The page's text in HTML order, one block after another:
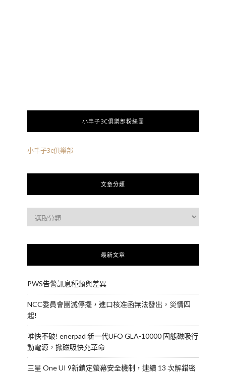
小丰子3C俱樂部粉絲團
小丰子3c俱樂部
文章分類
最新文章
PWS告警訊息種類與差異
NCC委員會團滅停擺，進口核准函無法發出，災情四
起!
唯快不破! enerpad 新一代UFO GLA-10000 固態磁吸行
動電源，掀磁吸快充革命
三星 One UI 9新鎖定螢幕安全機制，連續 13 次解錯密